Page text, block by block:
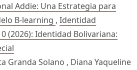
Addie: Una Estrategia para
B-learning , Identidad
(2026): Identidad Bolivariana:
Granda Solano , Diana Yaqueline